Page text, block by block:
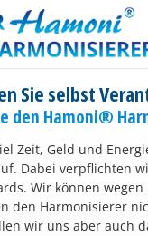
Sie selbst
den Hamoni®
Zeit, Geld und
Dabei verpflichten
Wir können
den Harmonisierer
wir uns aber auch